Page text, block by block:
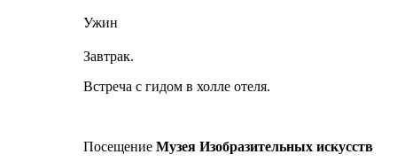
Ужин
Завтрак.
Встреча с гидом в холле отеля.
Посещение Музея Изобразительных искусств